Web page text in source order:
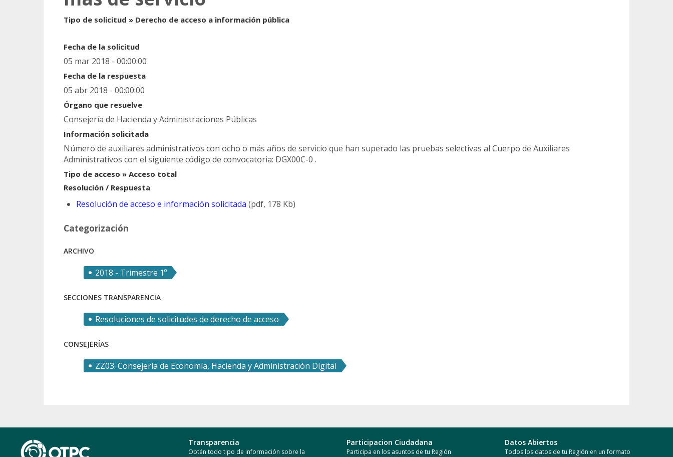
Tipo de solicitud » Derecho de acceso a información pública
Fecha de la solicitud
05 mar 2018 - 00:00:00
Fecha de la respuesta
05 abr 2018 - 00:00:00
Órgano que resuelve
Consejería de Hacienda y Administraciones Públicas
Información solicitada
Número de auxiliares administrativos con ocho o más años de servicio que han superado las pruebas selectivas al Cuerpo de Auxiliares
Administrativos con el siguiente código de convocatoria: DGX00C-0 .
Tipo de acceso » Acceso total
Resolución / Respuesta
Resolución de acceso e información solicitada (pdf, 178 Kb)
Categorización
ARCHIVO
2018 - Trimestre 1º
SECCIONES TRANSPARENCIA
Resoluciones de solicitudes de derecho de acceso
CONSEJERÍAS
ZZ03. Consejería de Economía, Hacienda y Administración Digital
Transparencia
Obtén todo tipo de información sobre la
Participacion Ciudadana
Participa en los asuntos de tu Región
Datos Abiertos
Todos los datos de tu Región en un formato